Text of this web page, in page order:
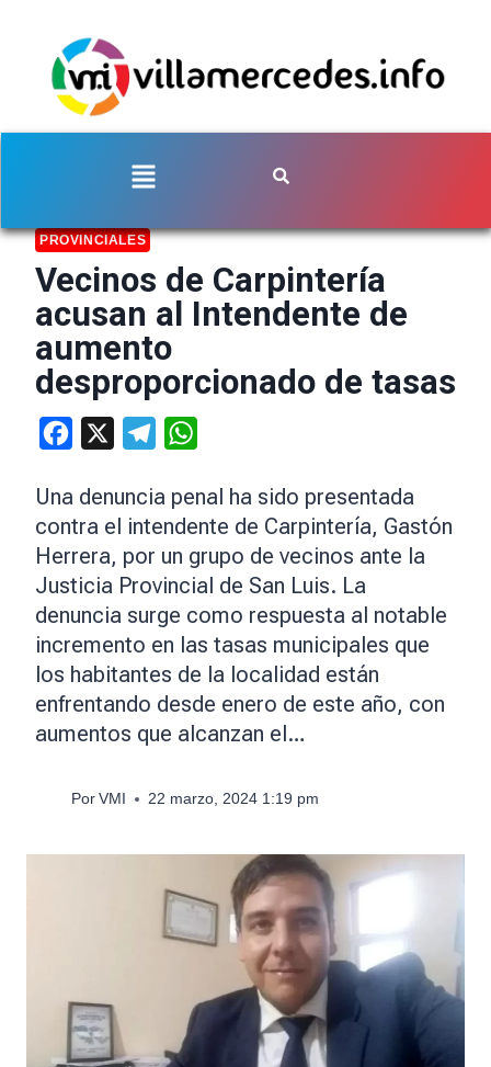
PROVINCIALES
Vecinos de Carpintería
acusan al Intendente de
aumento
desproporcionado de tasas
Facebook Telegram
Una denuncia penal ha sido presentada
contra el intendente de Carpintería, Gastón
Herrera, por un grupo de vecinos ante la
Justicia Provincial de San Luis. La
denuncia surge como respuesta al notable
incremento en las tasas municipales que
los habitantes de la localidad están
enfrentando desde enero de este año, con
aumentos que alcanzan el…
Por VMI 22 marzo, 2024 1:19 pm